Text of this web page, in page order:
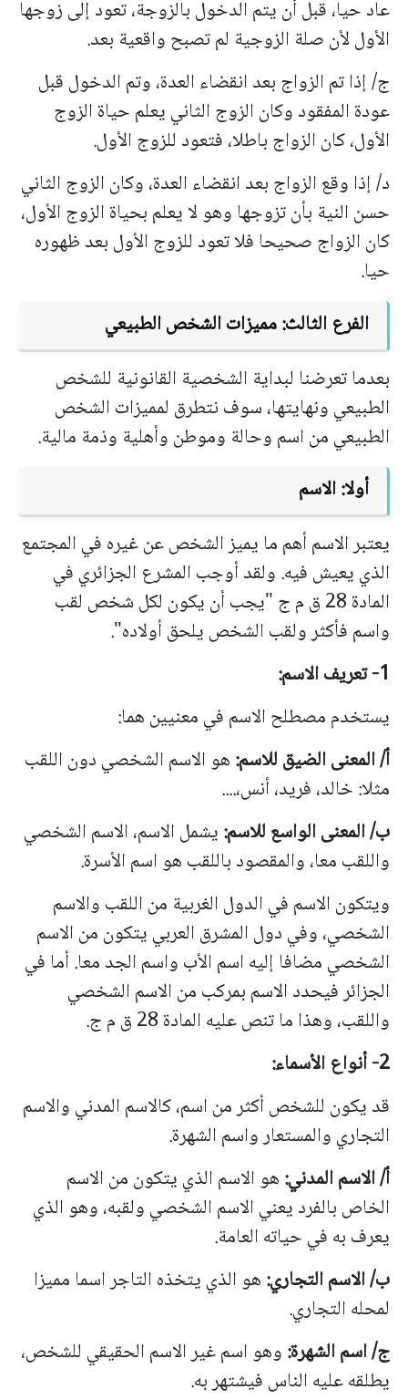
عاد حیا، قبل أن یتم الدخول بالزوجة، تعود إلى زوجها
الأول لأن صلة الزوجیة لم تصبح واقعیة بعد.
ج/ إذا تم الزواج بعد انقضاء العدة، وتم الدخول قبل
عودة المفقود وكان الزوج الثاني یعلم حیاة الزوج
الأول، كان الزواج باطلا، فتعود للزوج الأول.
د/ إذا وقع الزواج بعد انقضاء العدة، وكان الزوج الثاني
حسن النیة بأن تزوجها وهو لا یعلم بحیاة الزوج الأول،
كان الزواج صحیحا فلا تعود للزوج الأول بعد ظهوره
حیا.
الفرع الثالث: ممیزات الشخص الطبیعي
بعدما تعرضنا لبدایة الشخصیة القانونیة للشخص
الطبیعي ونهایتها، سوف نتطرق لممیزات الشخص
الطبیعي من اسم وحالة وموطن وأهلیة وذمة مالیة.
أولا: الاسم
یعتبر الاسم أهم ما یمیز الشخص عن غیره في المجتمع
الذي یعیش فیه. ولقد أوجب المشرع الجزائري في
المادة 28 ق م ج "یجب أن یكون لكل شخص لقب
واسم فأكثر ولقب الشخص یلحق أولاده".
1- تعریف الاسم:
یستخدم مصطلح الاسم في معنیین هما:
أ/ المعنى الضیق للاسم:هو الاسم الشخصي دون اللقب
مثلا: خالد، فرید، أنس،....
ب/ المعنى الواسع للاسم:یشمل الاسم، الاسم الشخصي
واللقب معا، والمقصود باللقب هو اسم الأسرة.
ویتكون الاسم في الدول الغربیة من اللقب والاسم
الشخصي، وفي دول المشرق العربي یتكون من الاسم
الشخصي مضافا إلیه اسم الأب واسم الجد معا. أما في
الجزائر فیحدد الاسم بمركب من الاسم الشخصي
واللقب، وهذا ما تنص علیه المادة 28 ق م ج.
2- أنواع الأسماء:
قد یكون للشخص أكثر من اسم، كالاسم المدني والاسم
التجاري والمستعار واسم الشهرة.
أ/ الاسم المدني:هو الاسم الذي یتكون من الاسم
الخاص بالفرد یعني الاسم الشخصي ولقبه، وهو الذي
یعرف به في حیاته العامة.
ب/ الاسم التجاري:هو الذي یتخذه التاجر اسما ممیزا
لمحله التجاري.
ج/ اسم الشهرة:وهو اسم غیر الاسم الحقیقي للشخص،
یطلقه علیه الناس فیشتهر به.